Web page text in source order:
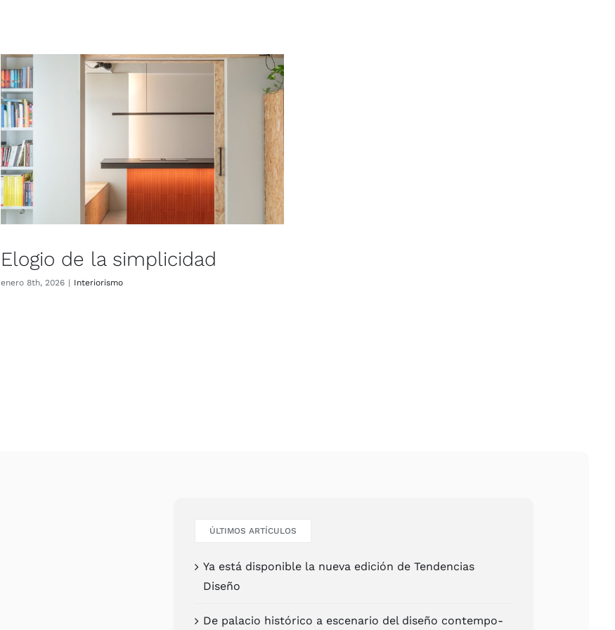
Elogio de la simplicidad
enero 8th, 2026 | Inte­rio­ris­mo
ÚLTI­MOS ARTÍCU­LOS
Ya está dis­po­ni­ble la nue­va edi­ción de Ten­den­cias
Dise­ño
De pala­cio his­tó­ri­co a esce­na­rio del dise­ño con­tem­po­